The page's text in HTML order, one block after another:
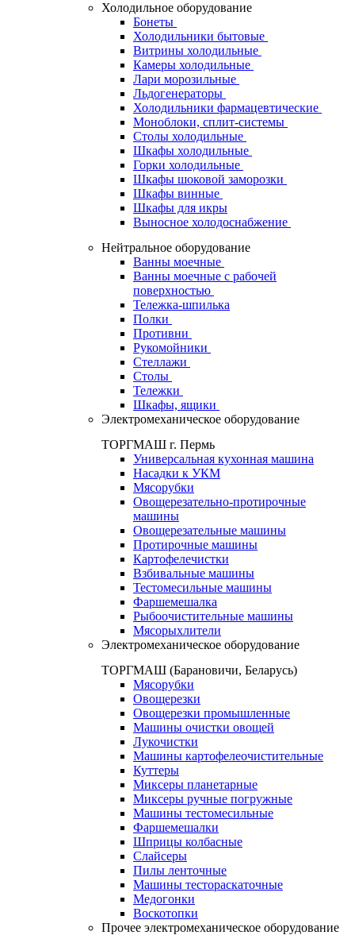
Холодильное оборудование
Бонеты
Холодильники бытовые
Витрины холодильные
Камеры холодильные
Лари морозильные
Льдогенераторы
Холодильники фармацевтические
Моноблоки, сплит-системы
Столы холодильные
Шкафы холодильные
Горки холодильные
Шкафы шоковой заморозки
Шкафы винные
Шкафы для икры
Выносное холодоснабжение
Нейтральное оборудование
Ванны моечные
Ванны моечные с рабочей
поверхностью
Тележка-шпилька
Полки
Противни
Рукомойники
Стеллажи
Столы
Тележки
Шкафы, ящики
Электромеханическое оборудование
ТОРГМАШ г. Пермь
Универсальная кухонная машина
Насадки к УКМ
Мясорубки
Овощерезательно-протирочные
машины
Овощерезательные машины
Протирочные машины
Картофелечистки
Взбивальные машины
Тестомесильные машины
Фаршемешалка
Рыбоочистительные машины
Мясорыхлители
Электромеханическое оборудование
ТОРГМАШ (Барановичи, Беларусь)
Мясорубки
Овощерезки
Овощерезки промышленные
Машины очистки овощей
Лукочистки
Машины картофелеочистительные
Куттеры
Миксеры планетарные
Миксеры ручные погружные
Машины тестомесильные
Фаршемешалки
Шприцы колбасные
Слайсеры
Пилы ленточные
Машины тестораскаточные
Медогонки
Воскотопки
Прочее электромеханическое оборудование